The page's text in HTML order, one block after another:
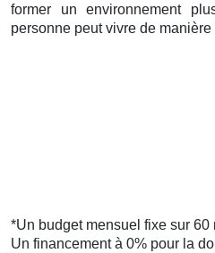
former un environnement
personne peut vivre de
*Un budget mensuel fixe sur
Un financement à 0% pour la